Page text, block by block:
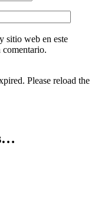
sitio web en este
comentario.
Please reload the